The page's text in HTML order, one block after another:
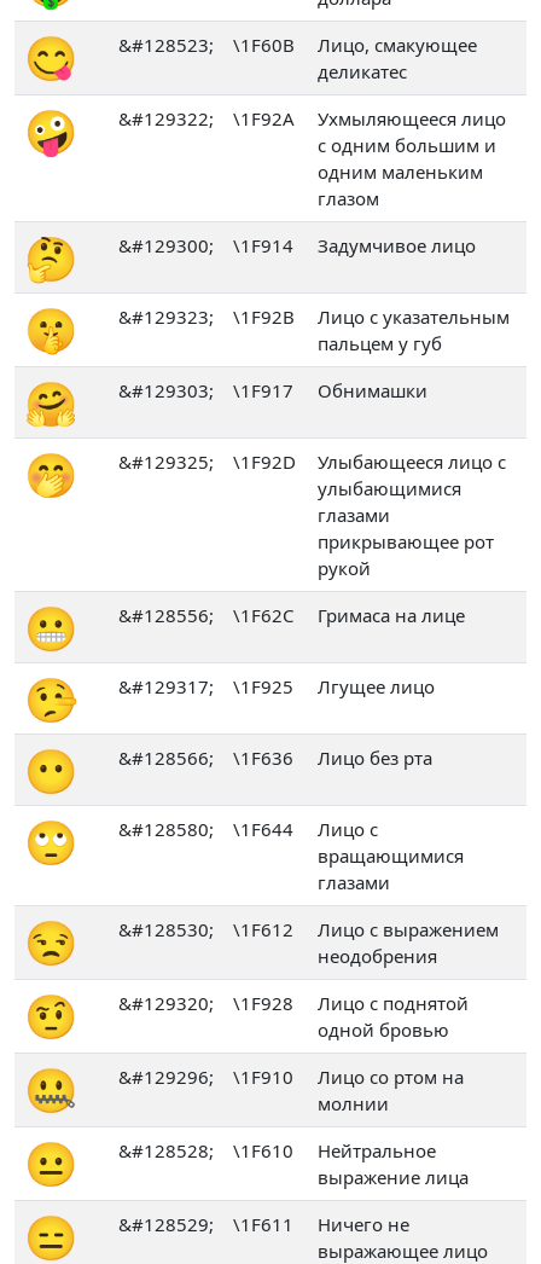
😋 &#128523; \1F60B
Лицо, смакующее
деликатес
🤪 &#129322; \1F92A
Ухмыляющееся лицо
с одним большим и
одним маленьким
глазом
🤔 &#129300; \1F914 Задумчивое лицо
🤫 &#129323; \1F92B
Лицо с указательным
пальцем у губ
🤗 &#129303; \1F917 Обнимашки
🤭 &#129325; \1F92D
Улыбающееся лицо с
улыбающимися
глазами
прикрывающее рот
рукой
😬 &#128556; \1F62C Гримаса на лице
🤥 &#129317; \1F925 Лгущее лицо
😶 &#128566; \1F636 Лицо без рта
🙄 &#128580; \1F644
Лицо с
вращающимися
глазами
😒 &#128530; \1F612
Лицо с выражением
неодобрения
🤨 &#129320; \1F928
Лицо с поднятой
одной бровью
🤐 &#129296; \1F910
Лицо со ртом на
молнии
😐 &#128528; \1F610
Нейтральное
выражение лица
😑 &#128529; \1F611
Ничего не
выражающее лицо